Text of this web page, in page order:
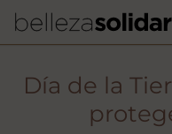
Día de la